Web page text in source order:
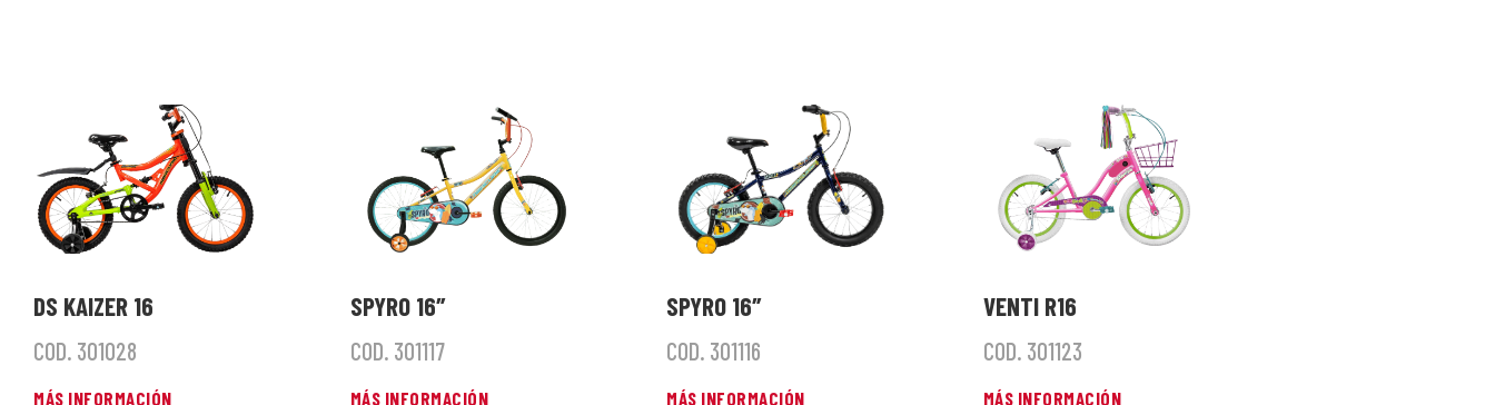
DS KAIZER 16
COD. 301028
MÁS INFORMACIÓN
SPYRO 16″
COD. 301117
MÁS INFORMACIÓN
SPYRO 16″
COD. 301116
MÁS INFORMACIÓN
VENTI R16
COD. 301123
MÁS INFORMACIÓN